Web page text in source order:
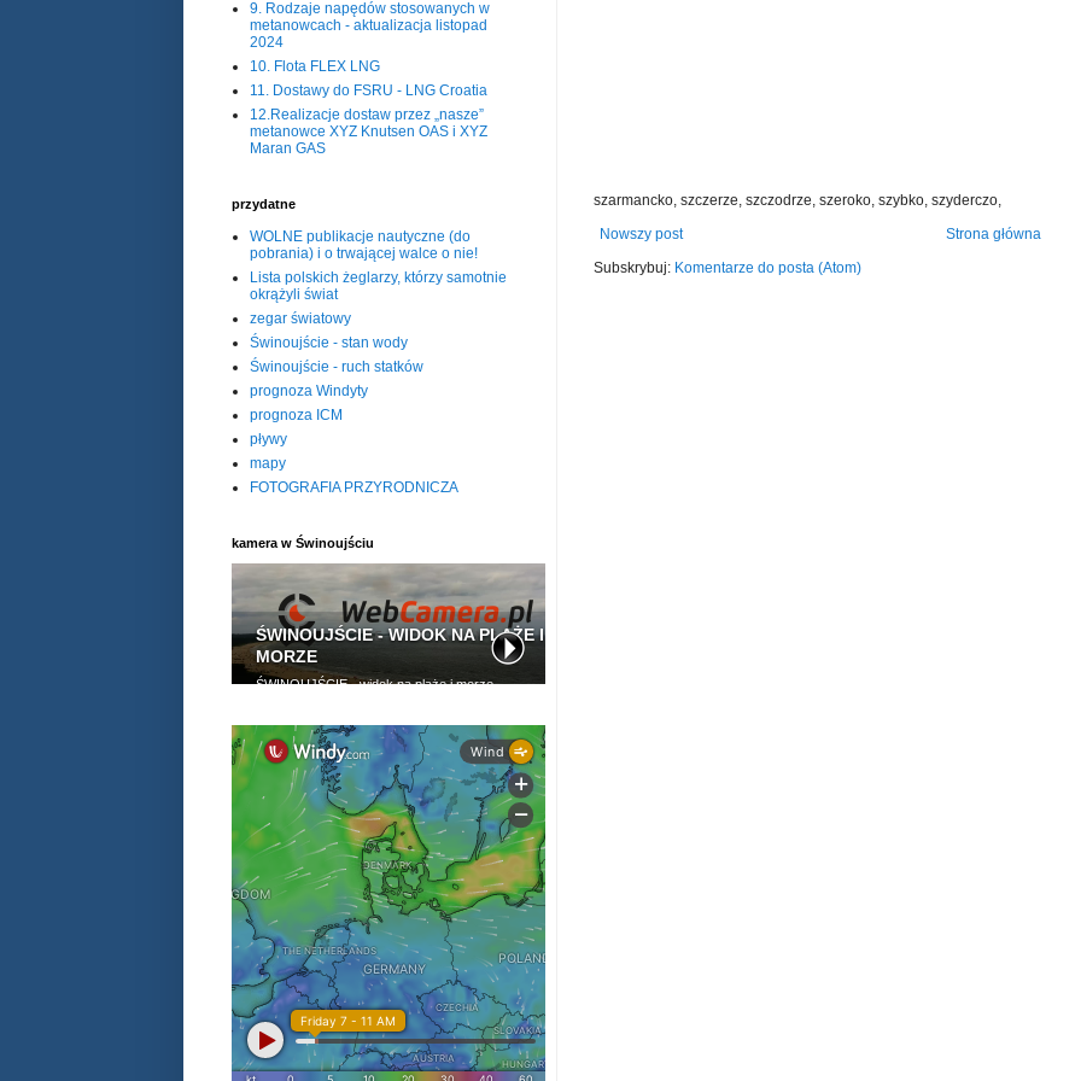
szarmancko, szczerze, szczodrze, szeroko, szybko, szyderczo,
Nowszy post
Strona główna
Subskrybuj: Komentarze do posta (Atom)
9. Rodzaje napędów stosowanych w
metanowcach - aktualizacja listopad
2024
10. Flota FLEX LNG
11. Dostawy do FSRU - LNG Croatia
12.Realizacje dostaw przez „nasze”
metanowce XYZ Knutsen OAS i XYZ
Maran GAS
przydatne
WOLNE publikacje nautyczne (do
pobrania) i o trwającej walce o nie!
Lista polskich żeglarzy, którzy samotnie
okrążyli świat
zegar światowy
Świnoujście - stan wody
Świnoujście - ruch statków
prognoza Windyty
prognoza ICM
pływy
mapy
FOTOGRAFIA PRZYRODNICZA
kamera w Świnoujściu